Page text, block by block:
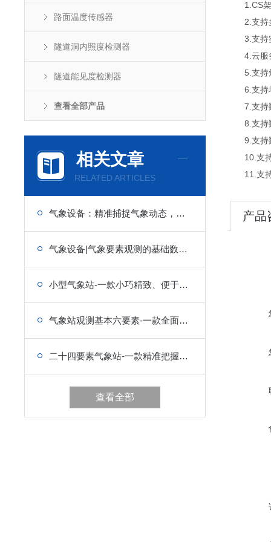
路面温度传感器
隧道洞内照度检测器
隧道能见度检测器
查看全部产品
相关文章
RELATED ARTICLES
气象设备：精准捕捉气象动态，筑牢全域气象服务与防控防线
气象设备|气象要素观测的基础数据源
小型气象站-一款小巧精致、便于携带的气象设备
气象站观测基本六要素-一款全面解析气象多样现象的小型气象站
二十四要素气象站-一款精准把握气象发展韵律的小型气象站
查看全部
1.CS架
2.支持多
3.支持实
4.云服务
5.支持短
6.支持地
7.支持
8.支持
9.支持数
10.支持
11.支持
产品